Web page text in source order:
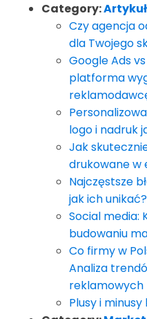
Category:
Czy agencja
dla Twojego
Google Ads
platforma
logo i nadruk
Jak
drukowane
Najczęstsze
jak ich unikać?
Social media:
budowaniu
Co firmy w
Analiza
reklamowych
Plusy i